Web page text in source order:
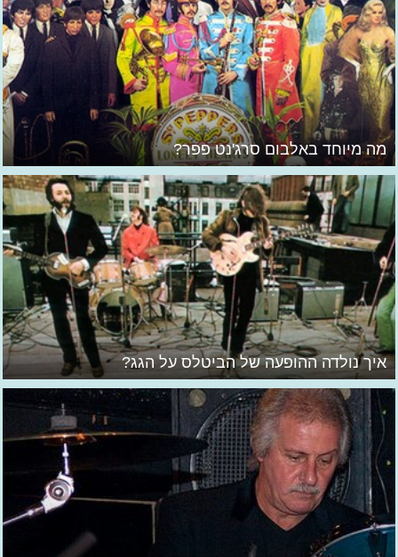
מה מיוחד באלבום סרג'נט פפר?
איך נולדה ההופעה של הביטלס על הגג?